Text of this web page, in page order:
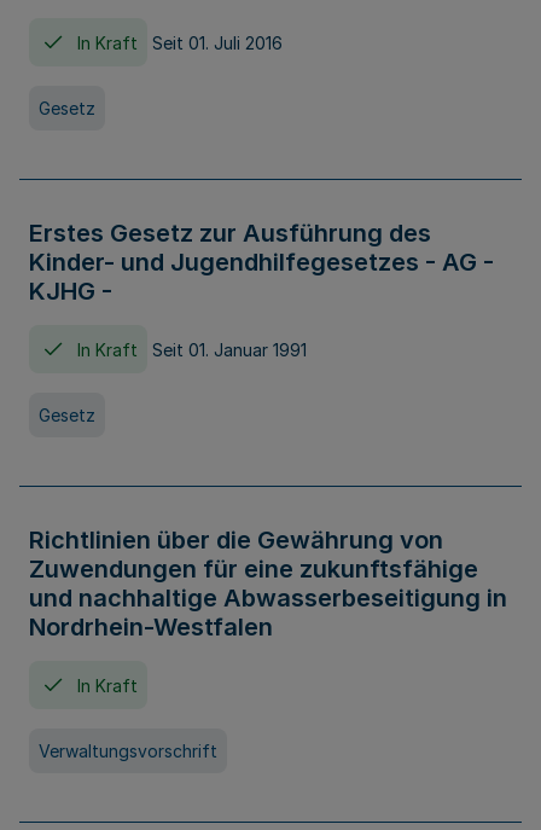
In Kraft Seit 01. Juli 2016
Gesetz
Erstes Gesetz zur Ausführung des
Kinder- und Jugendhilfegesetzes - AG -
KJHG -
In Kraft Seit 01. Januar 1991
Gesetz
Richtlinien über die Gewährung von
Zuwendungen für eine zukunftsfähige
und nachhaltige Abwasserbeseitigung in
Nordrhein-Westfalen
In Kraft
Verwaltungsvorschrift